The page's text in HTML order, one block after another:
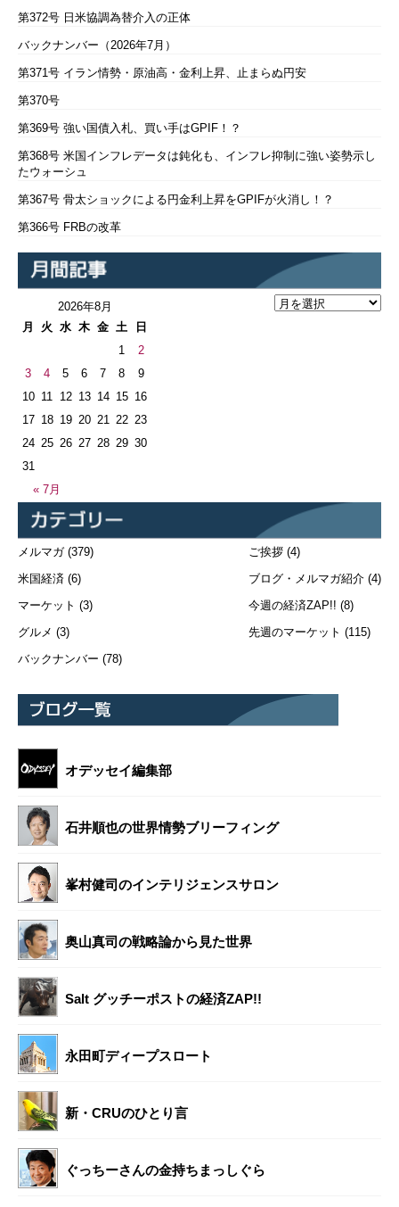
第372号 日米協調為替介入の正体
バックナンバー（2026年7月）
第371号 イラン情勢・原油高・金利上昇、止まらぬ円安
第370号
第369号 強い国債入札、買い手はGPIF！？
第368号 米国インフレデータは鈍化も、インフレ抑制に強い姿勢示し
たウォーシュ
第367号 骨太ショックによる円金利上昇をGPIFが火消し！？
第366号 FRBの改革
2026年8月
月
火 水 木 金 土 日
« 7月
1
2
3
4 5 6 7 8
9
10 11 12 13 14 15 16
17 18 19 20 21 22 23
24 25 26 27 28 29 30
31
メルマガ(379)
米国経済 (6)
マーケット (3)
グルメ (3)
バックナンバー (78)
ご挨拶 (4)
ブログ・メルマガ紹介 (4)
今週の経済ZAP!! (8)
先週のマーケット (115)
オデッセイ編集部
石井順也の世界情勢ブリーフィング
峯村健司のインテリジェンスサロン
奥山真司の戦略論から見た世界
Salt グッチーポストの経済ZAP!!
永田町ディープスロート
新・CRUのひとり言
ぐっちーさんの金持ちまっしぐら